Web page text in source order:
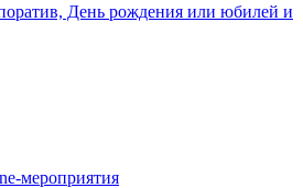
День рождения или юбилей и
мероприятия